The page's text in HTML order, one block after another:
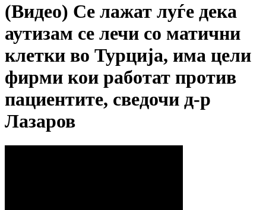
(Видео) Се лажат луѓе дека
аутизам се лечи со матични
клетки во Турција, има цели
фирми кои работат против
пациентите, сведочи д-р
Лазаров